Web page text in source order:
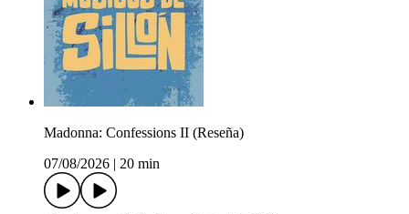
Madonna: Confessions II (Reseña)
07/08/2026
20 min